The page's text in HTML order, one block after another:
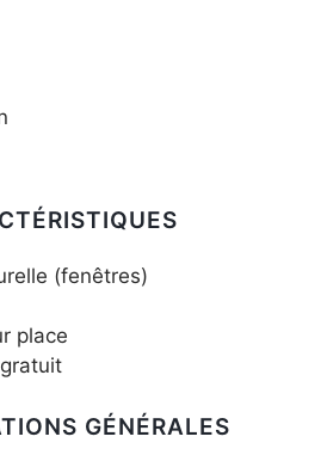
(fenêtres)
place
GÉNÉRALES